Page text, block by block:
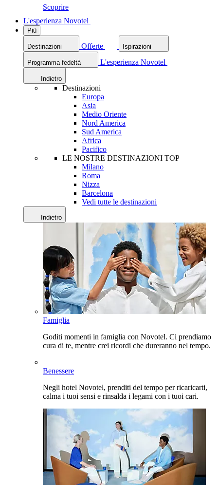
Scoprire
L'esperienza Novotel
Più
Destinazioni Offerte Ispirazioni
Programma fedeltà L'esperienza Novotel
Indietro
Destinazioni
Europa
Asia
Medio Oriente
Nord America
Sud America
Africa
Pacifico
LE NOSTRE DESTINAZIONI TOP
Milano
Roma
Nizza
Barcelona
Vedi tutte le destinazioni
Indietro
Famiglia
Goditi momenti in famiglia con Novotel. Ci prendiamo
cura di te, mentre crei ricordi che dureranno nel tempo.
Benessere
Negli hotel Novotel, prenditi del tempo per ricaricarti,
calma i tuoi sensi e rinsalda i legami con i tuoi cari.